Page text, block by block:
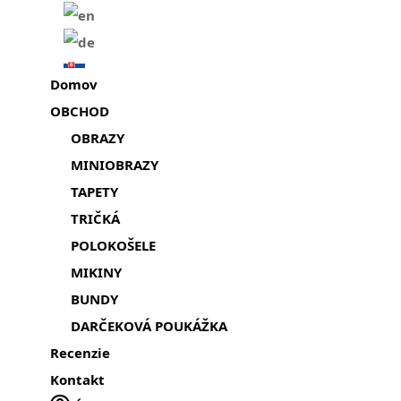
Domov
OBCHOD
OBRAZY
MINIOBRAZY
TAPETY
TRIČKÁ
POLOKOŠELE
MIKINY
BUNDY
DARČEKOVÁ POUKÁŽKA
Recenzie
Kontakt